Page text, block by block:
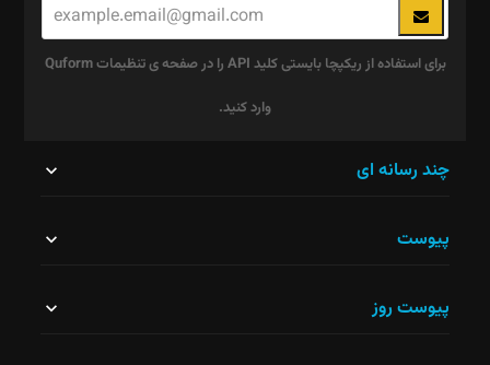
برای استفاده از ریکپچا بایستی کلید API را در صفحه ی تنظیمات Quform
وارد کنید.
نباید
چند رسانه ای
پیوست
پیوست روز